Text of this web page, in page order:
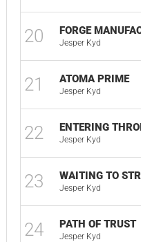
20 FORGE
Jesper Kyd
21 ATOMA PRIME
Jesper Kyd
22 ENTERING
Jesper Kyd
23 WAITING TO
Jesper Kyd
24 PATH OF TRUST
Jesper Kyd